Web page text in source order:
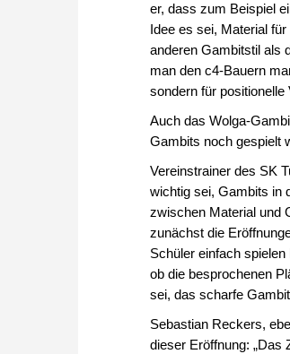
er, dass zum Beispiel
Idee es sei, Material
anderen Gambitstil als
man den c4-Bauern
sondern für positionelle
Auch das Wolga-
Gambits noch gespielt
Vereinstrainer des SK
wichtig sei, Gambits in
zwischen Material und
zunächst die
Schüler einfach
ob die besprochenen
sei, das scharfe
Sebastian Reckers,
dieser Eröffnung: „Das